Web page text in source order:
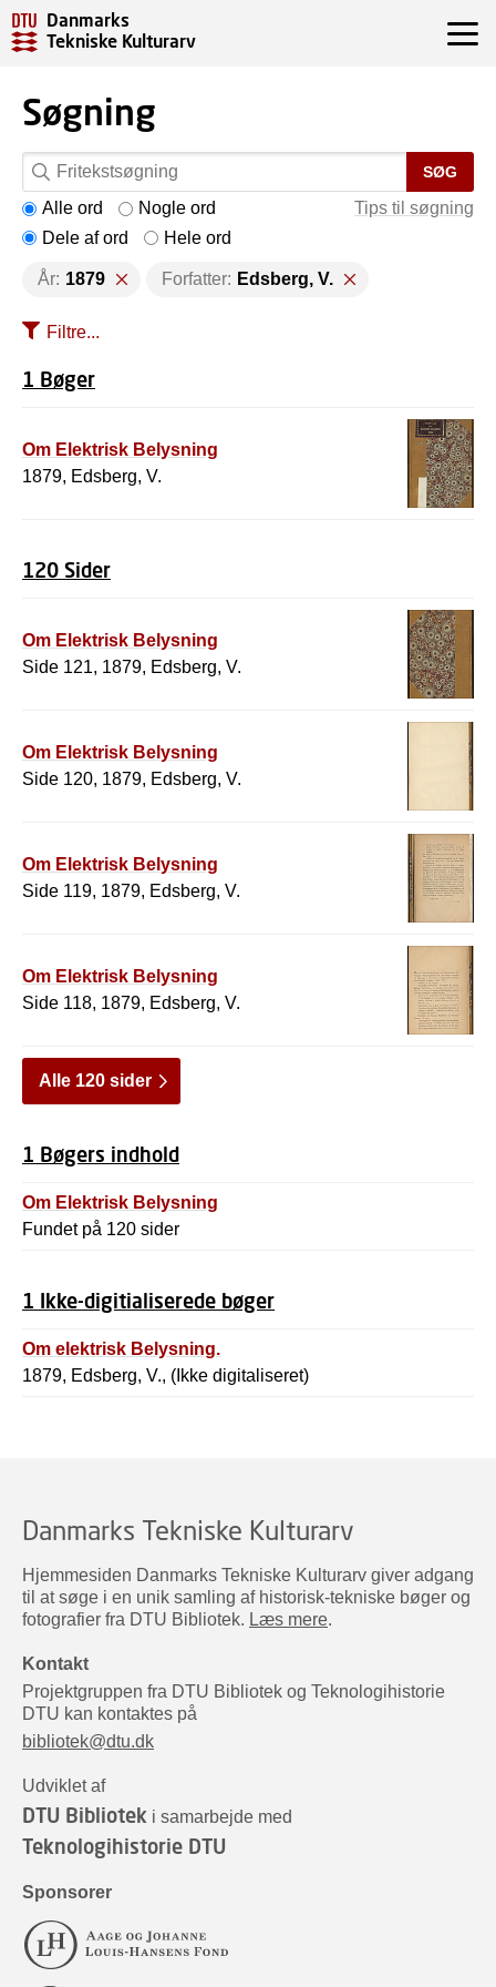
Danmarks
Tekniske Kulturarv
Søgning
SØG
Tips til søgning
Alle ord
Nogle ord
Dele af ord
Hele ord
År: 1879 Forfatter: Edsberg, V.
Filtre...
1 Bøger
Om Elektrisk Belysning
1879, Edsberg, V.
120 Sider
Om Elektrisk Belysning
Side 121, 1879, Edsberg, V.
Om Elektrisk Belysning
Side 120, 1879, Edsberg, V.
Om Elektrisk Belysning
Side 119, 1879, Edsberg, V.
Om Elektrisk Belysning
Side 118, 1879, Edsberg, V.
Alle 120 sider
1 Bøgers indhold
Om Elektrisk Belysning
Fundet på 120 sider
1 Ikke-digitialiserede bøger
Om elektrisk Belysning.
1879, Edsberg, V., (Ikke digitaliseret)
Danmarks Tekniske Kulturarv
Hjemmesiden Danmarks Tekniske Kulturarv giver adgang
til at søge i en unik samling af historisk-tekniske bøger og
fotografier fra DTU Bibliotek. Læs mere.
Kontakt
Projektgruppen fra DTU Bibliotek og Teknologihistorie
DTU kan kontaktes på
bibliotek@dtu.dk
Udviklet af
DTU Bibliotek i samarbejde med
Teknologihistorie DTU
Sponsorer